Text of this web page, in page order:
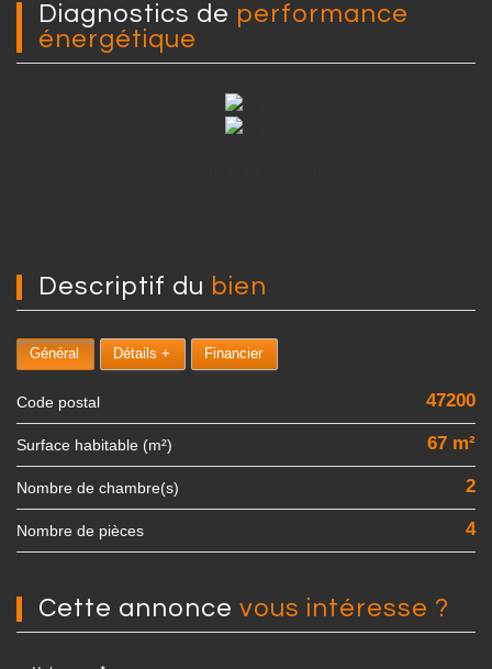
diagnostics de performance
énergétique
descriptif du bien
Général Détails + Financier
Code postal 47200
Surface habitable (m²) 67 m²
Nombre de chambre(s) 2
Nombre de pièces 4
cette annonce vous intéresse ?